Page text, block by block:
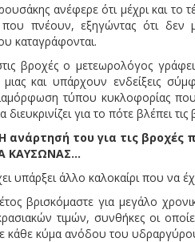
ανέφερε ότι μέχρι και το
πνέουν, εξηγώντας ότι δεν
καταγράφονται.
βροχές ο μετεωρολόγος
μιας και υπάρχουν ενδείξεις
τύπου κυκλοφορίας που
για το πότε βλέπει τις
ανάρτησή του για τις βροχές
ΚΑΥΣΩΝΑΣ…
υπάρξει άλλο καλοκαίρι που να
βρισκόμαστε για μεγάλο
τιμών, συνθήκες οι
κάθε κύμα ανόδου του